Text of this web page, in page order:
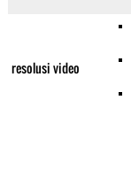
resolusi video